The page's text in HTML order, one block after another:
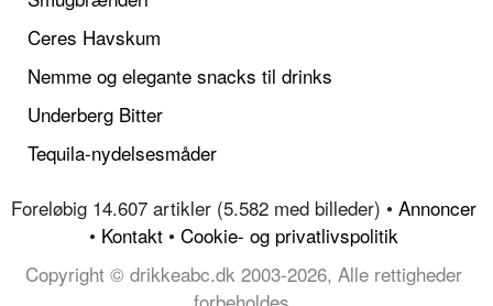
Ceres Havskum
Nemme og elegante snacks til drinks
Underberg Bitter
Tequila-nydelsesmåder
Foreløbig 14.607 artikler (5.582 med billeder) • Annoncer
• Kontakt • Cookie- og privatlivspolitik
Copyright © drikkeabc.dk 2003-2026, Alle rettigheder